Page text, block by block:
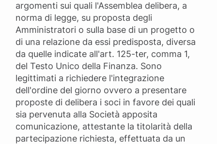
argomenti sui quali l'Assemblea delibera, a
norma di legge, su proposta degli
Amministratori o sulla base di un progetto o
di una relazione da essi predisposta, diversa
da quelle indicate all'art. 125-ter, comma 1,
del Testo Unico della Finanza. Sono
legittimati a richiedere l'integrazione
dell'ordine del giorno ovvero a presentare
proposte di delibera i soci in favore dei quali
sia pervenuta alla Società apposita
comunicazione, attestante la titolarità della
partecipazione richiesta, effettuata da un